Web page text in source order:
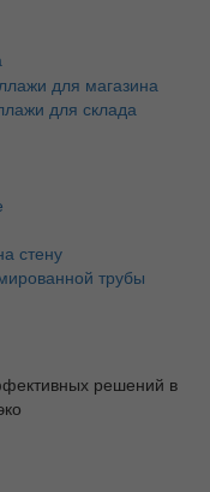
для магазина
для склада
стену
трубы
решений в